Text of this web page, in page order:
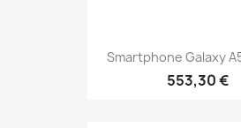
Smartphone Galaxy
553,30 €